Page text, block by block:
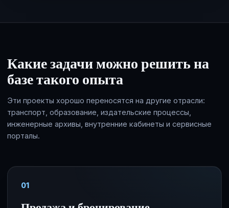
Какие задачи можно решить на
базе такого опыта
Эти проекты хорошо переносятся на другие отрасли:
транспорт, образование, издательские процессы,
инженерные архивы, внутренние кабинеты и сервисные
порталы.
01